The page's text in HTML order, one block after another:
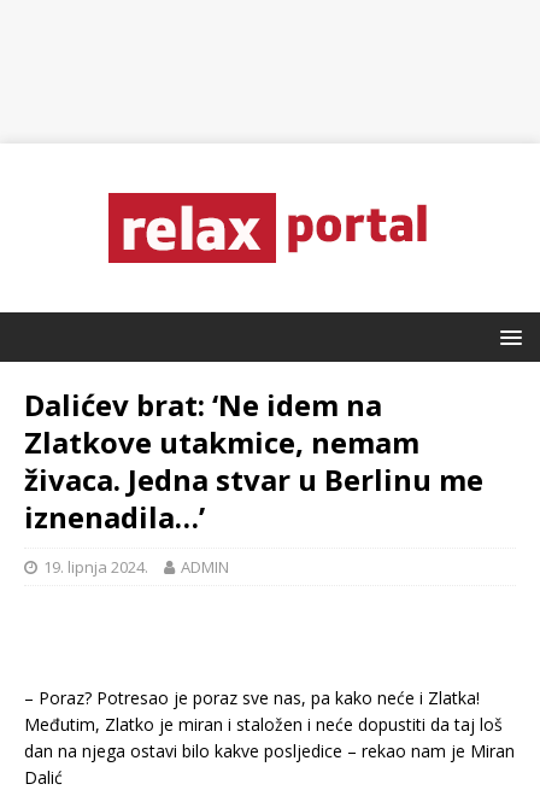
Dalićev brat: ‘Ne idem na
Zlatkove utakmice, nemam
živaca. Jedna stvar u Berlinu me
iznenadila…’
19. lipnja 2024. ADMIN
– Poraz? Potresao je poraz sve nas, pa kako neće i Zlatka!
Međutim, Zlatko je miran i staložen i neće dopustiti da taj loš
dan na njega ostavi bilo kakve posljedice – rekao nam je Miran
Dalić